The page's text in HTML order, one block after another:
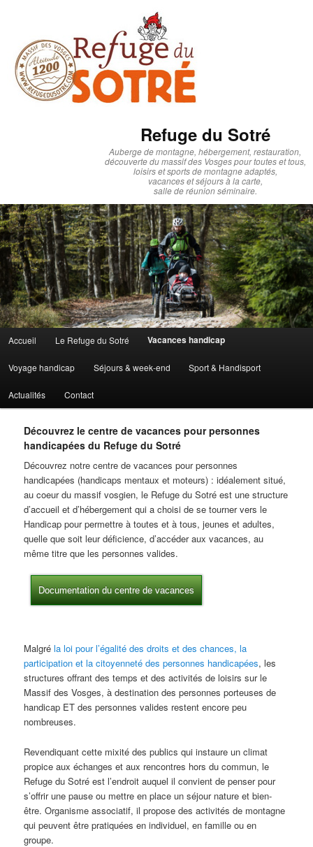
Refuge du Sotré
Auberge de montagne, hébergement, restauration,
découverte du massif des Vosges pour toutes et tous,
loisirs et sports de montagne adaptés,
vacances et séjours à la carte,
salle de réunion séminaire.
Aller au contenu principal
Aller au contenu secondaire
Accueil Le Refuge du Sotré Vacances handicap
Voyage handicap Séjours & week-end Sport & Handisport
Actualités Contact
Découvrez le centre de vacances pour personnes
handicapées du Refuge du Sotré
Découvrez notre centre de vacances pour personnes
handicapées (handicaps mentaux et moteurs) : idéalement situé,
au coeur du massif vosgien, le Refuge du Sotré est une structure
d’accueil et d’hébergement qui a choisi de se tourner vers le
Handicap pour permettre à toutes et à tous, jeunes et adultes,
quelle que soit leur déficience, d’accéder aux vacances, au
même titre que les personnes valides.
Documentation du centre de vacances
Malgréla loi pour l’égalité des droits et des chances, la
participation et la citoyenneté des personnes handicapées, les
structures offrant des temps et des activités de loisirs sur le
Massif des Vosges, à destination des personnes porteuses de
handicap ET des personnes valides restent encore peu
nombreuses.
Revendiquant cette mixité des publics qui instaure un climat
propice aux échanges et aux rencontres hors du commun, le
Refuge du Sotré est l’endroit auquel il convient de penser pour
s’offrir une pause ou mettre en place un séjour nature et bien-
être. Organisme associatif, il propose des activités de montagne
qui peuvent être pratiquées en individuel, en famille ou en
groupe.